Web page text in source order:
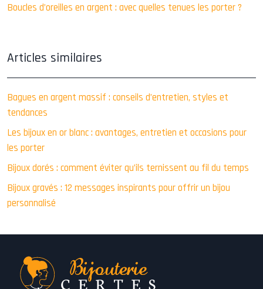
Boucles d’oreilles en argent : avec quelles tenues les porter ?
Articles similaires
Bagues en argent massif : conseils d’entretien, styles et
tendances
Les bijoux en or blanc : avantages, entretien et occasions pour
les porter
Bijoux dorés : comment éviter qu’ils ternissent au fil du temps
Bijoux gravés : 12 messages inspirants pour offrir un bijou
personnalisé